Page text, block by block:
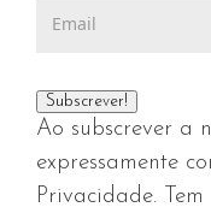
Ao subscrever a
expressamente
Privacidade.